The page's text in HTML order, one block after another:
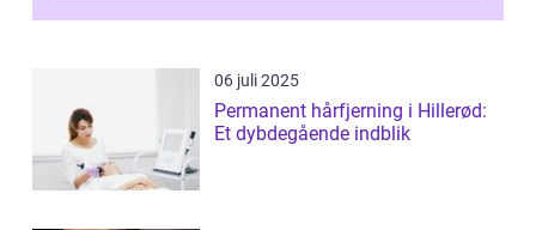
innova...
06 juli 2025
Permanent hårfjerning i Hillerød:
Et dybdegående indblik